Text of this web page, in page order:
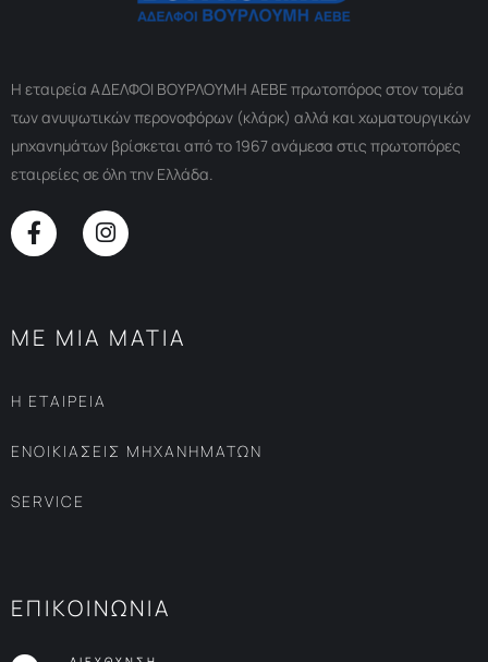
Η εταιρεία ΑΔΕΛΦΟΙ ΒΟΥΡΛΟΥΜΗ ΑΕΒΕ πρωτοπόρος στον τομέα
των ανυψωτικών περονοφόρων (κλάρκ) αλλά και χωματουργικών
μηχανημάτων βρίσκεται από το 1967 ανάμεσα στις πρωτοπόρες
εταιρείες σε όλη την Ελλάδα.
ΜΕ ΜΙΑ ΜΑΤΙΑ
Η ΕΤΑΙΡΕΙΑ
ΕΝΟΙΚΙΑΣΕΙΣ ΜΗΧΑΝΗΜΑΤΩΝ
SERVICE
ΕΠΙΚΟΙΝΩΝΙΑ